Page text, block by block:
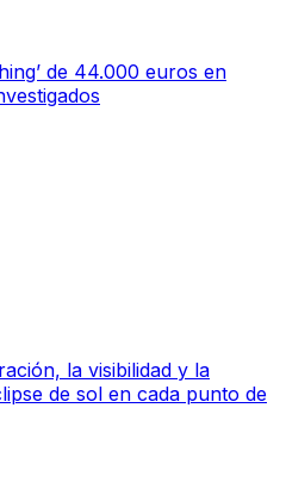
de 44.000 euros en
la visibilidad y la
de sol en cada punto de